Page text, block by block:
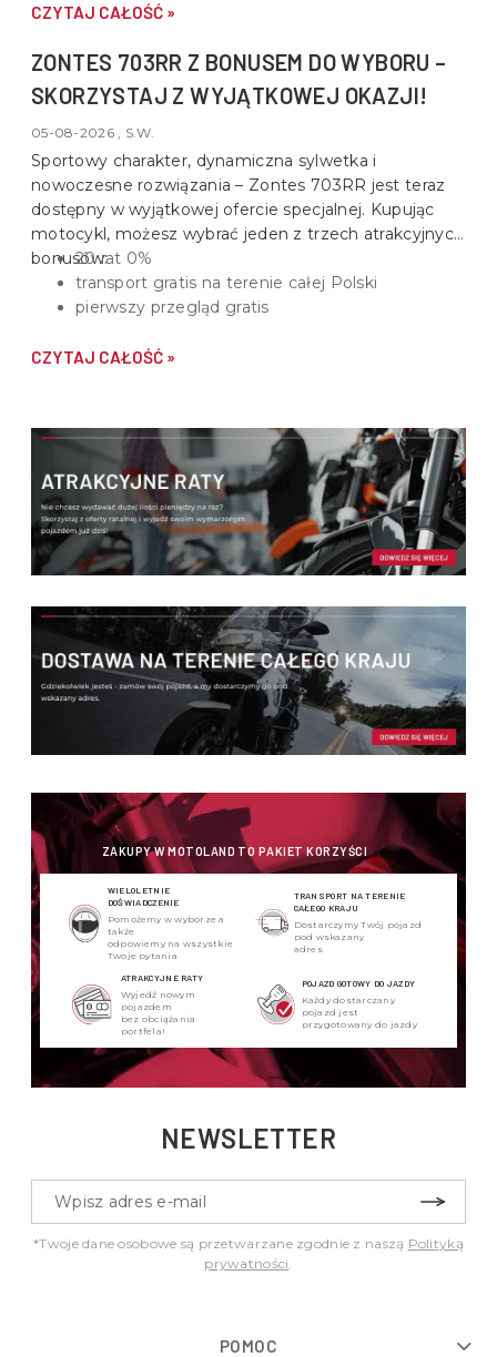
CZYTAJ CAŁOŚĆ »
ZONTES 703RR Z BONUSEM DO WYBORU –
SKORZYSTAJ Z WYJĄTKOWEJ OKAZJI!
05-08-2026 , S.W.
Sportowy charakter, dynamiczna sylwetka i
nowoczesne rozwiązania – Zontes 703RR jest teraz
dostępny w wyjątkowej ofercie specjalnej. Kupując
motocykl, możesz wybrać jeden z trzech atrakcyjnych
bonusów:20 rat 0%
transport gratis na terenie całej Polski
pierwszy przegląd gratis
CZYTAJ CAŁOŚĆ »
ZAKUPY W MOTOLAND TO PAKIET KORZYŚCI
WIELOLETNIE
DOŚWIADCZENIE
Pomożemy w wyborze a
także
odpowiemy na wszystkie
Twoje pytania
TRANSPORT NA TERENIE
CAŁEGO KRAJU
Dostarczymy Twój pojazd
pod wskazany
adres
ATRAKCYJNE RATY
Wyjedź nowym
pojazdem
bez obciążania
portfela!
POJAZD GOTOWY DO JAZDY
Każdy dostarczany
pojazd jest
przygotowany do jazdy
NEWSLETTER
*Twoje dane osobowe są przetwarzane zgodnie z naszą Polityką
prywatności
POMOC